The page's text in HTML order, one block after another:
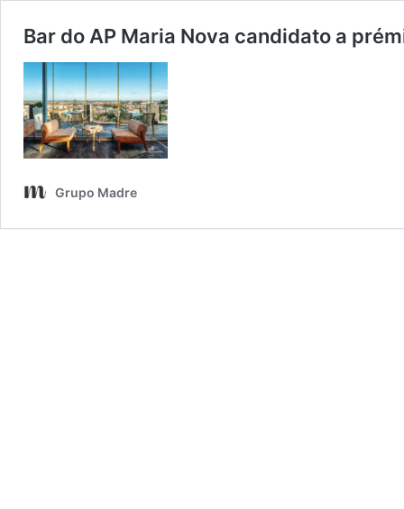
Bar do AP Maria Nova candidato a
Grupo Madre